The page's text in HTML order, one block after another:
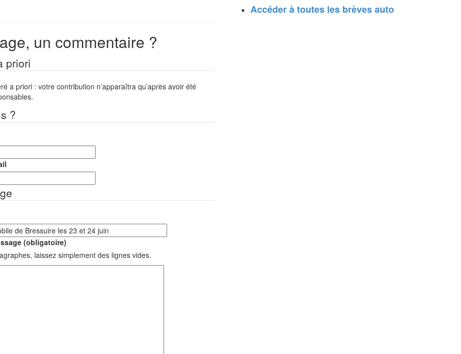
un commentaire ?
priori
a priori : votre contribution n’apparaîtra qu’après avoir été
?
(obligatoire)
laissez simplement des lignes vides.
Accéder à toutes les brèves auto